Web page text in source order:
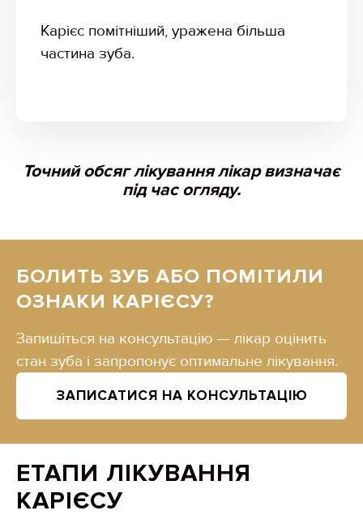
Карієс помітніший, уражена більша
частина зуба.
Точний обсяг лікування лікар визначає
під час огляду.
БОЛИТЬ ЗУБ АБО ПОМІТИЛИ
ОЗНАКИ КАРІЄСУ?
Запишіться на консультацію — лікар оцінить
стан зуба і запропонує оптимальне лікування.
ЗАПИСАТИСЯ НА КОНСУЛЬТАЦІЮ
ЕТАПИ ЛІКУВАННЯ
КАРІЄСУ